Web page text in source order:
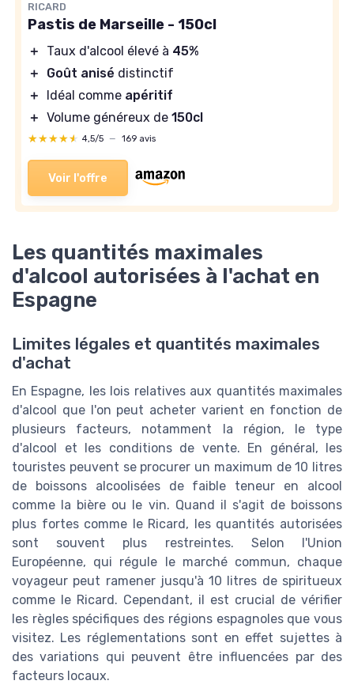
RICARD
Pastis de Marseille - 150cl
＋ Taux d'alcool élevé à 45%
＋
Goût anisé distinctif
＋
Idéal comme apéritif
＋ Volume généreux de 150cl
★★★★★
★★★★★ 4,5/5 — 169 avis
Voir l'offre
Les quantités maximales
d'alcool autorisées à l'achat en
Espagne
Limites légales et quantités maximales
d'achat
En Espagne, les lois relatives aux quantités maximales
d'alcool que l'on peut acheter varient en fonction de
plusieurs facteurs, notamment la région, le type
d'alcool et les conditions de vente. En général, les
touristes peuvent se procurer un maximum de 10 litres
de boissons alcoolisées de faible teneur en alcool
comme la bière ou le vin. Quand il s'agit de boissons
plus fortes comme le Ricard, les quantités autorisées
sont souvent plus restreintes. Selon l'Union
Européenne, qui régule le marché commun, chaque
voyageur peut ramener jusqu'à 10 litres de spiritueux
comme le Ricard. Cependant, il est crucial de vérifier
les règles spécifiques des régions espagnoles que vous
visitez. Les réglementations sont en effet sujettes à
des variations qui peuvent être influencées par des
facteurs locaux.